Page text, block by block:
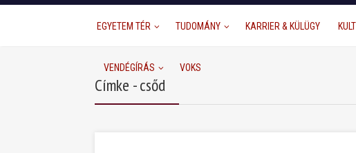
EGYETEM TÉR TUDOMÁNY KARRIER & KÜLÜGY
VENDÉGÍRÁS VOKS
Címke - csőd